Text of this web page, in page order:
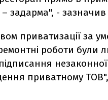
задарма", -
приватизації за
роботи були
приватному